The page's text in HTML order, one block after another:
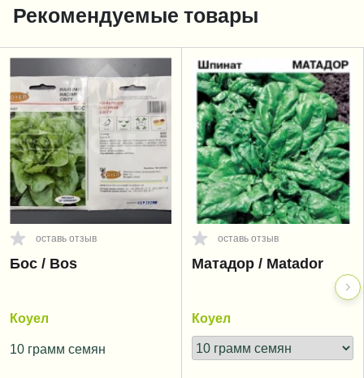
Рекомендуемые товары
оставь отзыв
Бос / Bos
Коуел
10 грамм семян
оставь отзыв
Матадор / Matador
Коуел